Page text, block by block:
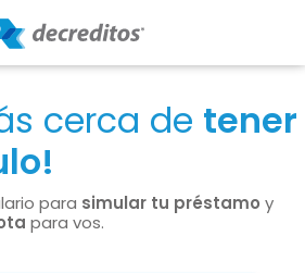
cerca de tener
para simular tu préstamo y
para vos.